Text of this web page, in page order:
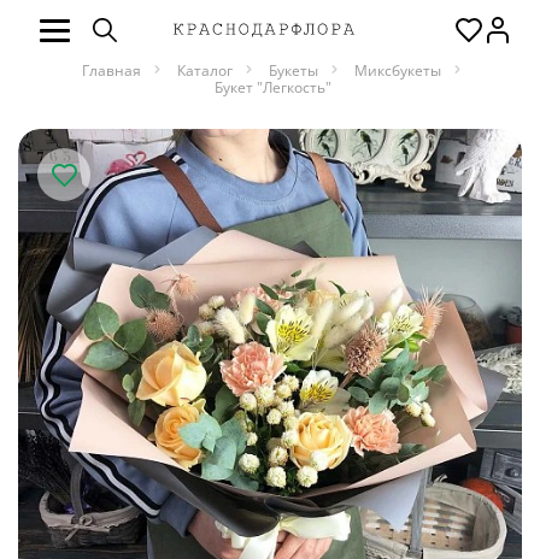
Главная Каталог Букеты
Миксбукеты
Букет "Легкость"